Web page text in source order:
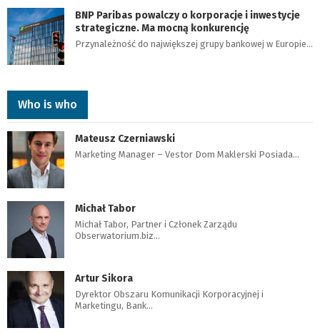
BNP Paribas powalczy o korporacje i inwestycje
strategiczne. Ma mocną konkurencję
Przynależność do największej grupy bankowej w Europie…
Who is who
Mateusz Czerniawski
Marketing Manager – Vestor Dom Maklerski Posiada…
Michał Tabor
Michał Tabor, Partner i Członek Zarządu
Obserwatorium.biz…
Artur Sikora
Dyrektor Obszaru Komunikacji Korporacyjnej i
Marketingu, Bank…